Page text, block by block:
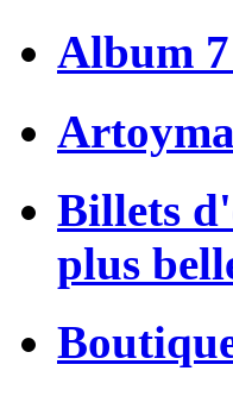
Album
Billets
plus